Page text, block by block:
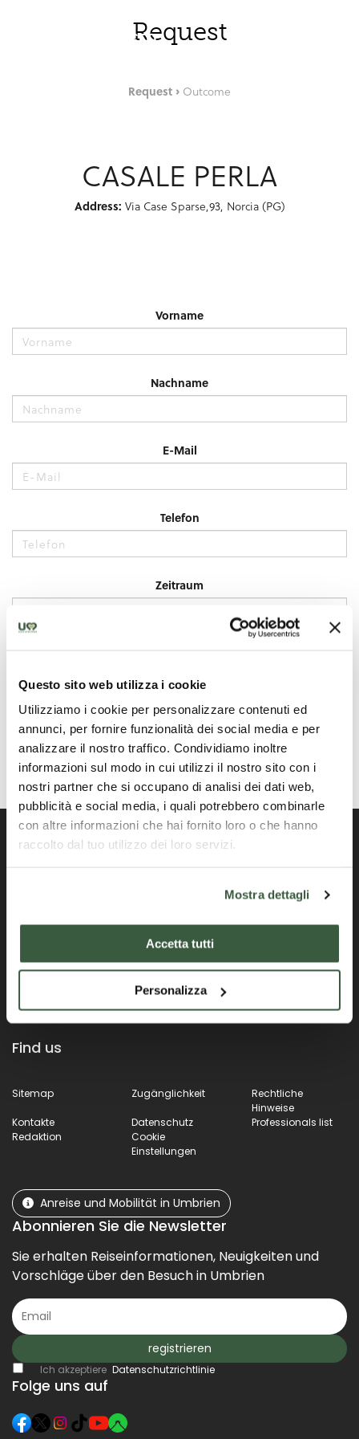
Questo sito web utilizza i cookie
Utilizziamo i cookie per personalizzare contenuti ed
annunci, per fornire funzionalità dei social media e per
analizzare il nostro traffico. Condividiamo inoltre
informazioni sul modo in cui utilizzi il nostro sito con i
nostri partner che si occupano di analisi dei dati web,
pubblicità e social media, i quali potrebbero combinarle
con altre informazioni che hai fornito loro o che hanno
raccolto dal tuo utilizzo dei loro servizi.
Mostra dettagli
Accetta tutti
Personalizza
Offizielles Portal der Region Umbrien
Find us
Sitemap Zugänglichkeit
Rechtliche
Hinweise
Kontakte
Datenschutz
Professionals list
Redaktion
Cookie
Einstellungen
Anreise und Mobilität in Umbrien
Abonnieren Sie die Newsletter
Sie erhalten Reiseinformationen, Neuigkeiten und
Vorschläge über den Besuch in Umbrien
registrieren
Ich akzeptiere Datenschutzrichtlinie
Folge uns auf